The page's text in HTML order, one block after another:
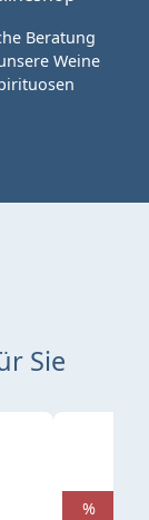
Beratung
Weine
Sie
%